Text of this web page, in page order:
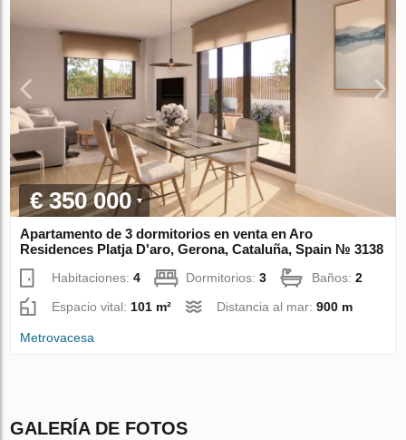
€ 350 000
Apartamento de 3 dormitorios en venta en Aro
Residences Platja D'aro, Gerona, Cataluña, Spain № 3138
Habitaciones:4 Dormitorios:3 Baños:2
Espacio vital: 101 m² Distancia al mar:900 m
Metrovacesa
GALERÍA DE FOTOS